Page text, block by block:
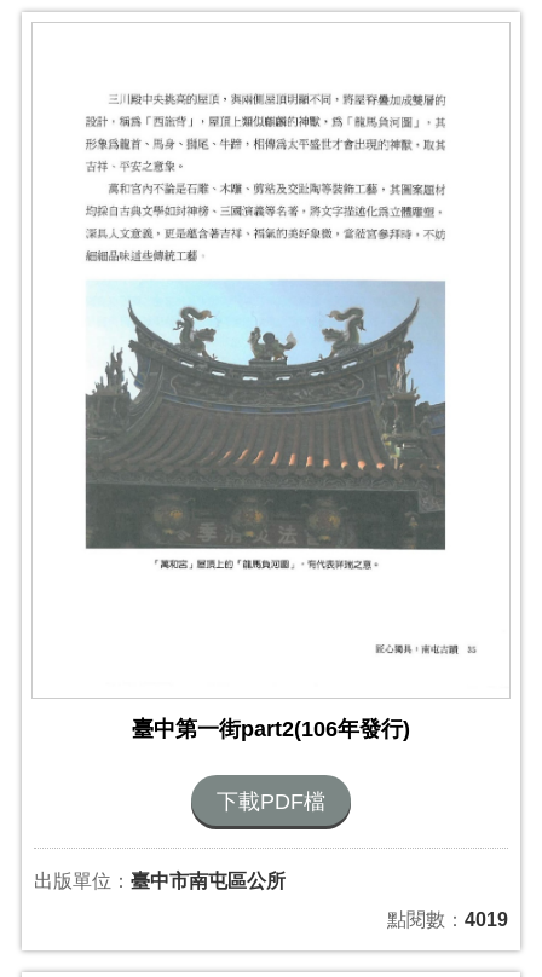
臺中第一街part2(106年發行)
下載PDF檔
出版單位： 臺中市南屯區公所
點閱數：4019